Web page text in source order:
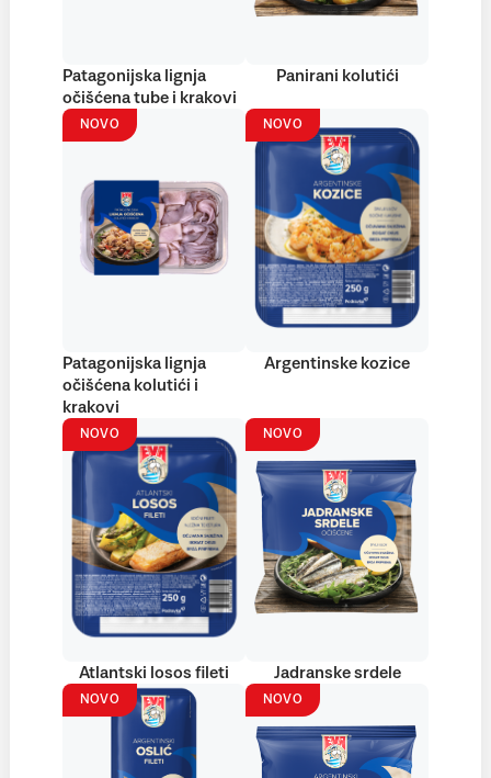
Patagonijska lignja
očišćena tube i krakovi
Panirani kolutići
NOVO
Patagonijska lignja
očišćena kolutići i
krakovi
NOVO
Argentinske kozice
NOVO
Atlantski losos fileti
NOVO
Jadranske srdele
NOVO NOVO